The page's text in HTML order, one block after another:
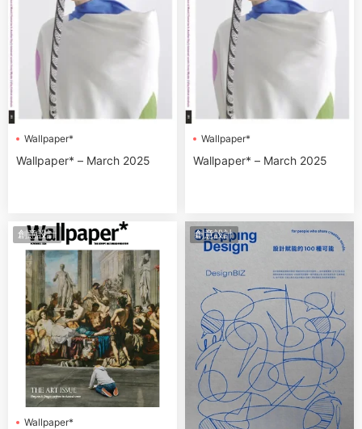
Wallpaper*
Wallpaper* – March 2025
Wallpaper*
Wallpaper* – March 2025
創意設計
Wallpaper*
創意設計